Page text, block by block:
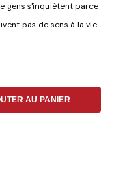
gens s'inquiètent parce
pas de sens à la vie
AU PANIER